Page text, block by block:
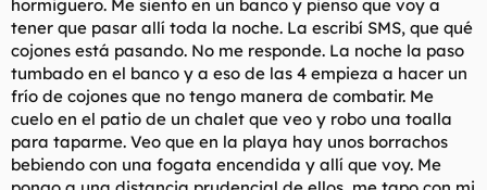
hormiguero. Me siento en un banco y pienso que voy a
tener que pasar allí toda la noche. La escribí SMS, que qué
cojones está pasando. No me responde. La noche la paso
tumbado en el banco y a eso de las 4 empieza a hacer un
frío de cojones que no tengo manera de combatir. Me
cuelo en el patio de un chalet que veo y robo una toalla
para taparme. Veo que en la playa hay unos borrachos
bebiendo con una fogata encendida y allí que voy. Me